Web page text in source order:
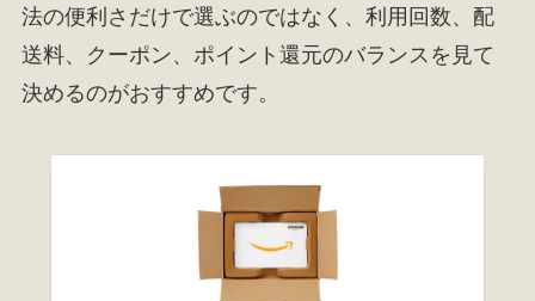
法の便利さだけで選ぶのではなく、利用回数、配
送料、クーポン、ポイント還元のバランスを見て
決めるのがおすすめです。